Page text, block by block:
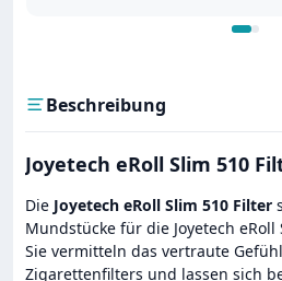
Beschreibung
Joyetech eRoll Slim 510
Die Joyetech eRoll Slim 510 Filter
Mundstücke für die Joyetech
Sie vermitteln das vertraute
Zigarettenfilters und lassen sich